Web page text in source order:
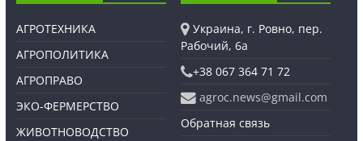
АГРОТЕХНИКА
АГРОПОЛИТИКА
АГРОПРАВО
ЭКО-ФЕРМЕРСТВО
ЖИВОТНОВОДСТВО
Украина, г. Ровно, пер.
Рабочий, 6а
+38 067 364 71 72
agroc.news@gmail.com
Обратная связь